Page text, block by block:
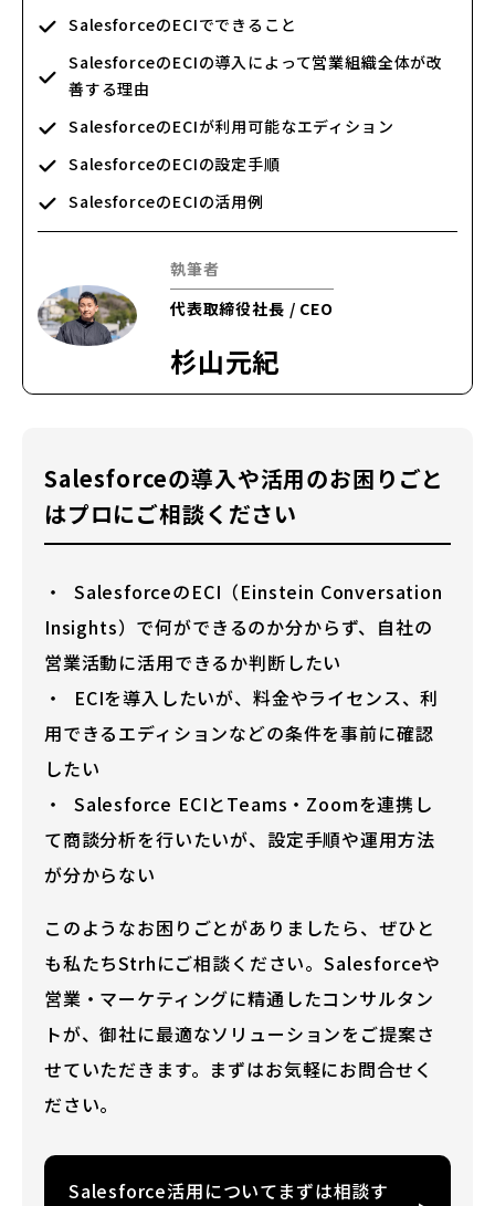
SalesforceのECIでできること
SalesforceのECIの導入によって営業組織全体が改
善する理由
SalesforceのECIが利用可能なエディション
SalesforceのECIの設定手順
SalesforceのECIの活用例
執筆者
代表取締役社長 / CEO
杉山元紀
Salesforceの導入や活用のお困りごと
はプロにご相談ください
SalesforceのECI（Einstein Conversation
Insights）で何ができるのか分からず、自社の
営業活動に活用できるか判断したい
ECIを導入したいが、料金やライセンス、利
用できるエディションなどの条件を事前に確認
したい
Salesforce ECIとTeams・Zoomを連携し
て商談分析を行いたいが、設定手順や運用方法
が分からない
このようなお困りごとがありましたら、ぜひと
も私たちStrhにご相談ください。Salesforceや
営業・マーケティングに精通したコンサルタン
トが、御社に最適なソリューションをご提案さ
せていただきます。まずはお気軽にお問合せく
ださい。
Salesforce活用についてまずは相談す